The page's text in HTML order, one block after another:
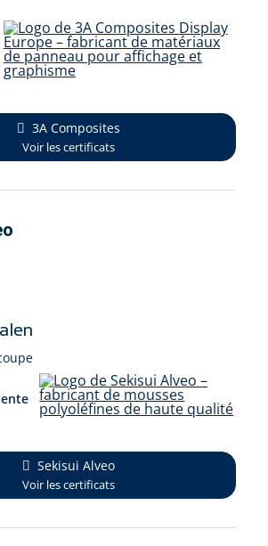
3A Composites
Voir les certificats
Sekisui Alveo
Voir les certificats